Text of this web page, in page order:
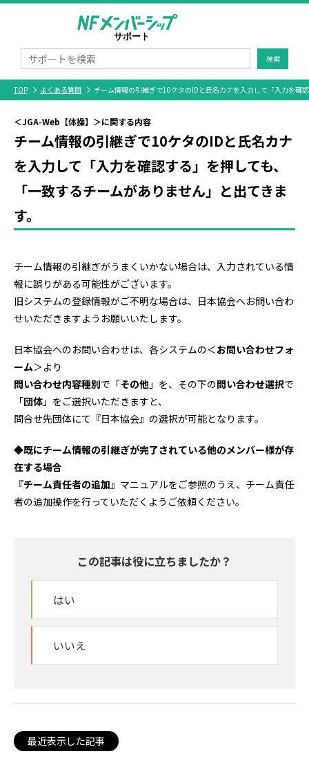
検索
TOP よくある質問 チーム情報の引継ぎで10ケタのIDと氏名カナを入力して「入力を確
＜JGA-Web【体操】＞に関する内容
チーム情報の引継ぎで10ケタのIDと氏名カナ
を入力して「入力を確認する」を押しても、
「一致するチームがありません」と出てきま
す。
チーム情報の引継ぎがうまくいかない場合は、入力されている情
報に誤りがある可能性がございます。
旧システムの登録情報がご不明な場合は、日本協会へお問い合わ
せいただきますようお願いいたします。
日本協会へのお問い合わせは、各システムの＜お問い合わせフォ
ーム＞より
問い合わせ内容種別で「その他 」を、その下の問い合わせ選択で
「団体 」をご選択いただきますと、
問合せ先団体にて『日本協会』の選択が可能となります。
◆既にチーム情報の引継ぎが完了されている他のメンバー様が存
在する場合
『チーム責任者の追加』マニュアルをご参照のうえ、チーム責任
者の追加操作を行っていただくようご依頼ください。
この記事は役に立ちましたか？
はい
いいえ
最近表示した記事